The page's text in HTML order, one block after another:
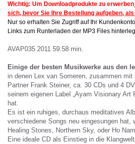
Wichtig: Um Downloadprodukte zu erwerben
sich, bevor Sie Ihre Bestellung aufgeben,
Nur so erhalten Sie Zugriff auf Ihr
Links zum Runterladen der MP3 Files
AVAP035 2011 59:58 min.
Einige der besten Musikwerke aus den
in denen Lex van Someren, zusammen
Partner Frank Steiner, ca. 30 CDs und 4
seinem eigenen Label „Ayam Visionary Art
hat.
Es ist ein ruhiges, durchaus meditatives
verschiedene Songs neu eingesungen hat,
Healing Stones, Northern Sky, oder Ho
Eine ideale CD als Einstieg in die